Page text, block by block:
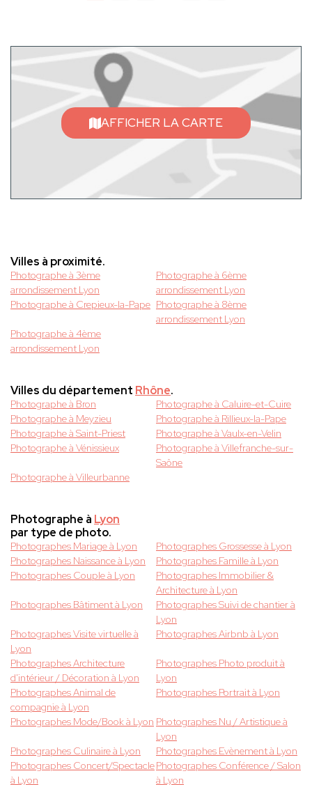
AFFICHER LA CARTE
Villes à proximité.
Photographe à 3ème
arrondissement Lyon
Photographe à 6ème
arrondissement Lyon
Photographe à Crepieux-la-Pape Photographe à 8ème
arrondissement Lyon
Photographe à 4ème
arrondissement Lyon
Villes du département Rhône.
Photographe à Bron
Photographe à Caluire-et-Cuire
Photographe à Meyzieu
Photographe à Rillieux-la-Pape
Photographe à Saint-Priest
Photographe à Vaulx-en-Velin
Photographe à Vénissieux
Photographe à Villefranche-sur-
Saône
Photographe à Villeurbanne
Photographe à Lyon
par type de photo.
Photographes Mariage à Lyon
Photographes Grossesse à Lyon
Photographes Naissance à Lyon
Photographes Famille à Lyon
Photographes Couple à Lyon
Photographes Immobilier &
Architecture à Lyon
Photographes Bâtiment à Lyon
Photographes Suivi de chantier à
Lyon
Photographes Visite virtuelle à
Lyon
Photographes Airbnb à Lyon
Photographes Architecture
d'intérieur / Décoration à Lyon
Photographes Photo produit à
Lyon
Photographes Animal de
compagnie à Lyon
Photographes Portrait à Lyon
Photographes Mode/Book à Lyon Photographes Nu / Artistique à
Lyon
Photographes Culinaire à Lyon
Photographes Evènement à Lyon
Photographes Concert/Spectacle
à Lyon
Photographes Conférence / Salon
à Lyon